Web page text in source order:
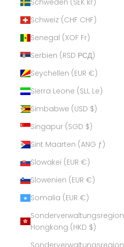
Schweiz (CHF CHF)
Senegal (XOF Fr)
Serbien (RSD РСД)
Seychellen (EUR €)
Sierra Leone (SLL Le)
Simbabwe (USD $)
Singapur (SGD $)
Sint Maarten (ANG ƒ)
Slowakei (EUR €)
Slowenien (EUR €)
Somalia (EUR €)
Sonderverwaltungsregion
Hongkong (HKD $)
Sonderverwaltungsregion